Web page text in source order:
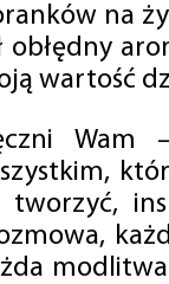
na
obłędny
wartość
Wam
tworzyć,